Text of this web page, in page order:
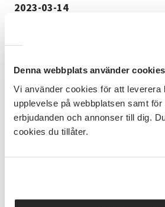
Denna webbplats använder cookies
Vi använder cookies för att leverera
upplevelse på webbplatsen samt
erbjudanden och annonser till dig.
cookies du tillåter.
2023-03-14
driva företag!
I samverkan med LRF och med
jordbruksfonden för
arrangerar Studieförbundet
kurser riktade till lantbrukare och
Kurserna går under
för starka konkurrenskraftiga